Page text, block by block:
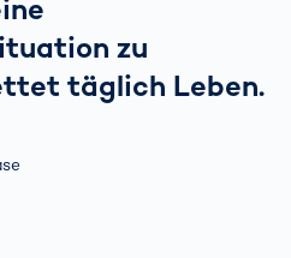
zu
täglich Leben.